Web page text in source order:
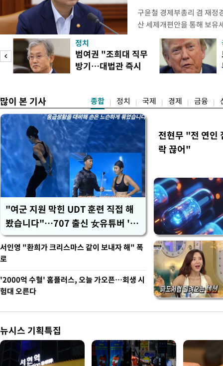
구윤철 경제부총리 겸 재정
산 세제개편안을 통해 보유
지적에 대해 "사는(실거주
어들고 나중에 팔 때 양도
총리는 이날 오전 MBC 라
터뷰에서 "이게(30억원 이
정치
범여권 "조희대 직무
방기…대법관 즉시
많이 본 기사 종합 정치 국제 경제 금융
"여군 지원 막힌 UDT 훈련 직접 해
봤습니다"…707 출신 女유튜버 '완
벽 소화'
전현무 "전 연인
락 끊어"
서인영 "환희가 크리스마스 같이 보내자 해" 폭
로
'2000억 수혈' 홈플러스, 오늘 가오픈…회생 시
험대 오른다
뉴시스 기획특집